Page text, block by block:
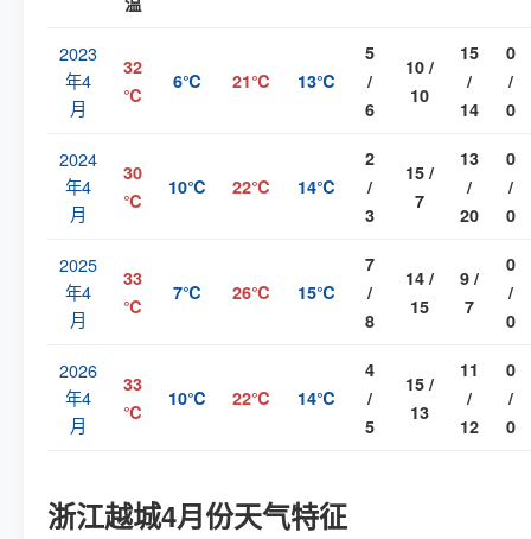
2023
年4
月
32
℃
6℃ 21℃ 13℃
5
/
6
10 /
10
15
/
14
0
/
0
2024
年4
月
30
℃
10℃ 22℃ 14℃
2
/
3
15 /
7
13
/
20
0
/
0
2025
年4
月
33
℃
7℃ 26℃ 15℃
7
/
8
14 /
15
9 /
7
0
/
0
2026
年4
月
33
℃
10℃ 22℃ 14℃
4
/
5
15 /
13
11
/
12
0
/
0
浙江越城4月份天气特征